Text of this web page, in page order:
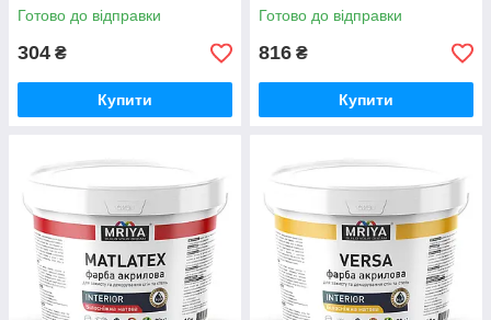
Готово до відправки
304 ₴
Купити
Готово до відправки
816 ₴
Купити